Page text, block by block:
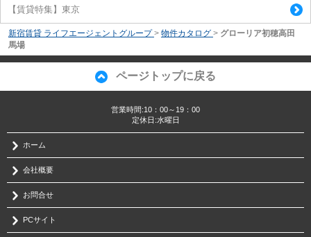
【賃貸特集】東京
新宿賃貸 ライフエージェントグループ > 物件カタログ > グローリア初穂高田
馬場
ページトップに戻る
営業時間:10：00～19：00
定休日:水曜日
ホーム
会社概要
お問合せ
PCサイト